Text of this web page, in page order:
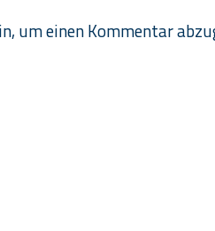
um einen Kommentar